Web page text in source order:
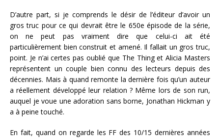
D’autre part, si je comprends le désir de l’éditeur d’avoir un
gros truc pour ce qui devrait être le 650e épisode de la série,
on ne peut pas vraiment dire que celui-ci ait été
particulièrement bien construit et amené. Il fallait un gros truc,
point. Je n’ai certes pas oublié que The Thing et Alicia Masters
représentent un couple bien connu des lecteurs depuis des
décennies. Mais à quand remonte la dernière fois qu’un auteur
a réellement développé leur relation ? Même lors de son run,
auquel je voue une adoration sans borne, Jonathan Hickman y
a à peine touché.
En fait, quand on regarde les FF des 10/15 dernières années